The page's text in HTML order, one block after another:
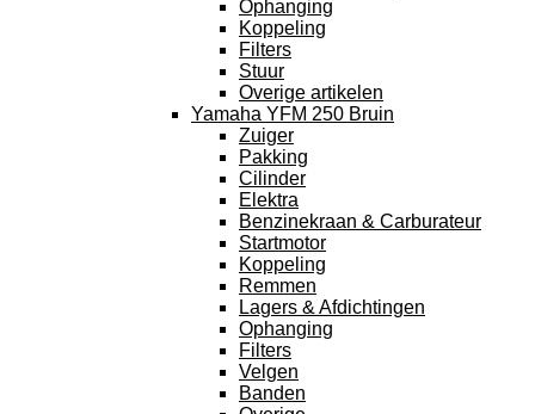
Ophanging
Koppeling
Filters
Stuur
Overige artikelen
Yamaha YFM 250 Bruin
Zuiger
Pakking
Cilinder
Elektra
Benzinekraan & Carburateur
Startmotor
Koppeling
Remmen
Lagers & Afdichtingen
Ophanging
Filters
Velgen
Banden